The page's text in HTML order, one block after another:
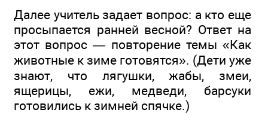
Далее учитель задает вопрос: а кто еще
просыпается ранней весной? Ответ на
этот вопрос — повторение темы «Как
животные к зиме готовятся». (Дети уже
знают, что лягушки, жабы, змеи,
ящерицы, ежи, медведи, барсуки
готовились к зимней спячке.)